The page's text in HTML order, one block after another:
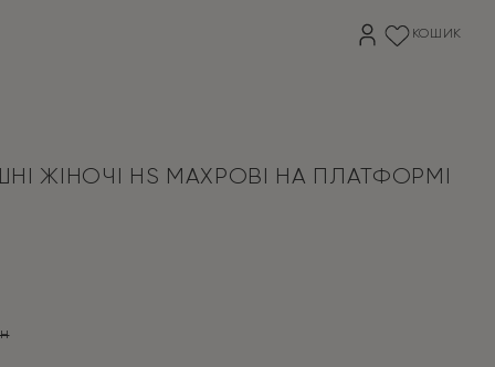
КОШИК
ЖІНОЧІ HS МАХРОВІ НА ПЛАТФОРМІ